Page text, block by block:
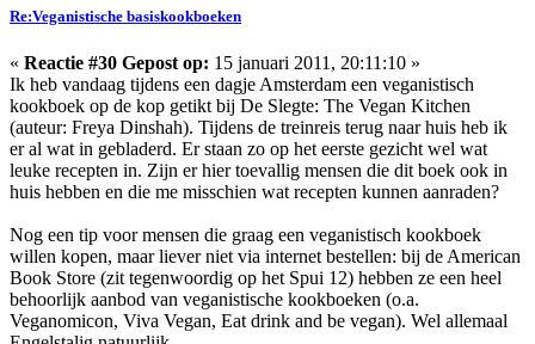
Re:Veganistische basiskookboeken
« Reactie #30 Gepost op: 15 januari 2011, 20:11:10 »
Ik heb vandaag tijdens een dagje Amsterdam een veganistisch
kookboek op de kop getikt bij De Slegte: The Vegan Kitchen
(auteur: Freya Dinshah). Tijdens de treinreis terug naar huis heb ik
er al wat in gebladerd. Er staan zo op het eerste gezicht wel wat
leuke recepten in. Zijn er hier toevallig mensen die dit boek ook in
huis hebben en die me misschien wat recepten kunnen aanraden?
Nog een tip voor mensen die graag een veganistisch kookboek
willen kopen, maar liever niet via internet bestellen: bij de American
Book Store (zit tegenwoordig op het Spui 12) hebben ze een heel
behoorlijk aanbod van veganistische kookboeken (o.a.
Veganomicon, Viva Vegan, Eat drink and be vegan). Wel allemaal